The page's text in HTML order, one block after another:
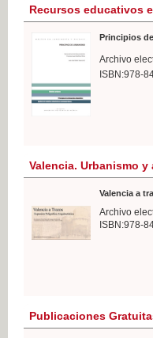
Recursos educativos
Principios
Archivo
ISBN:978-
Valencia. Urbanismo
Valencia a
Archivo
ISBN:978-
Publicaciones